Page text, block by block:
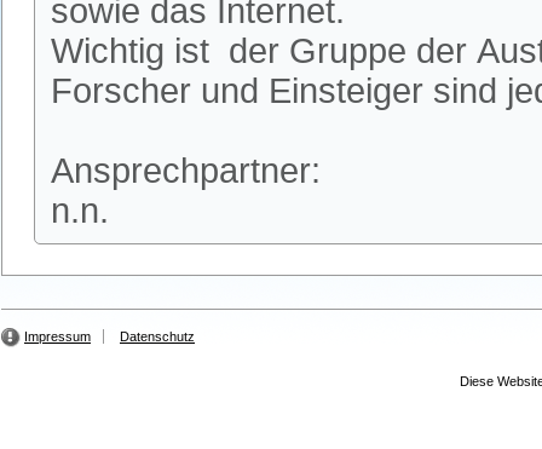
sowie das Internet.
Wichtig ist der Gruppe der
Forscher und Einsteiger sind
Ansprechpartner:
n.n.
Impressum Datenschutz
Diese